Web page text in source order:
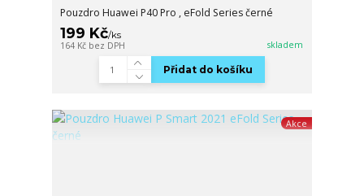
Pouzdro Huawei P40 Pro , eFold Series černé
199 Kč/ks
164 Kč bez DPH skladem
Přidat do košíku
Akce